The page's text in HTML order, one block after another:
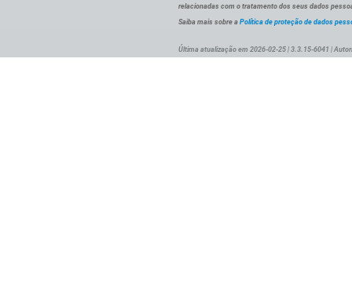
relacionadas com o tratamento dos seus dados
Saiba mais sobre a Política de proteção de dados
Última atualização em 2026-02-25 | 3.3.15-6041 |